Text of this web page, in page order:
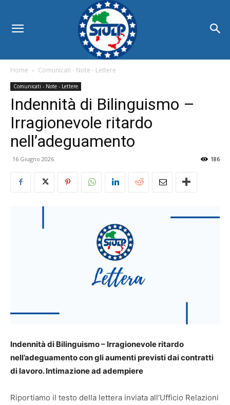
Home Comunicati - Note - Lettere
Comunicati - Note - Lettere
Indennità di Bilinguismo –
Irragionevole ritardo
nell’adeguamento
16 Giugno 2026 186
Indennità di Bilinguismo – Irragionevole ritardo
nell’adeguamento con gli aumenti previsti dai contratti
di lavoro. Intimazione ad adempiere
Riportiamo il testo della lettera inviata all’Ufficio Relazioni